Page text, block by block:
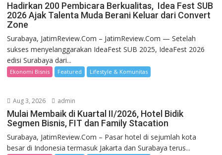
Hadirkan 200 Pembicara Berkualitas, Idea Fest SUB
2026 Ajak Talenta Muda Berani Keluar dari Convert
Zone
Surabaya, JatimReview.Com – JatimReview.Com — Setelah
sukses menyelanggarakan IdeaFest SUB 2025, IdeaFest 2026
edisi Surabaya dari...
Ekonomi Bisnis Featured Lifestyle & Komunitas
Aug 3, 2026 admin
Mulai Membaik di Kuartal II/2026, Hotel Bidik
Segmen Bisnis, FIT dan Family Stacation
Surabaya, JatimReview.Com – Pasar hotel di sejumlah kota
besar di Indonesia termasuk Jakarta dan Surabaya terus...